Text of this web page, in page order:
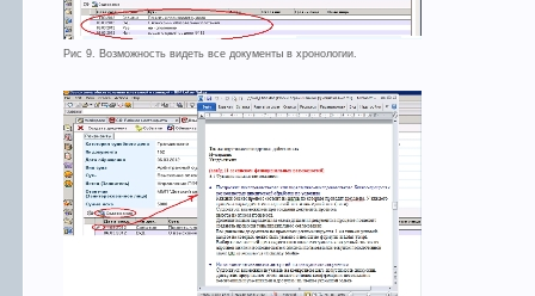
Рис 9. Возможность видеть все документы в хронологии.